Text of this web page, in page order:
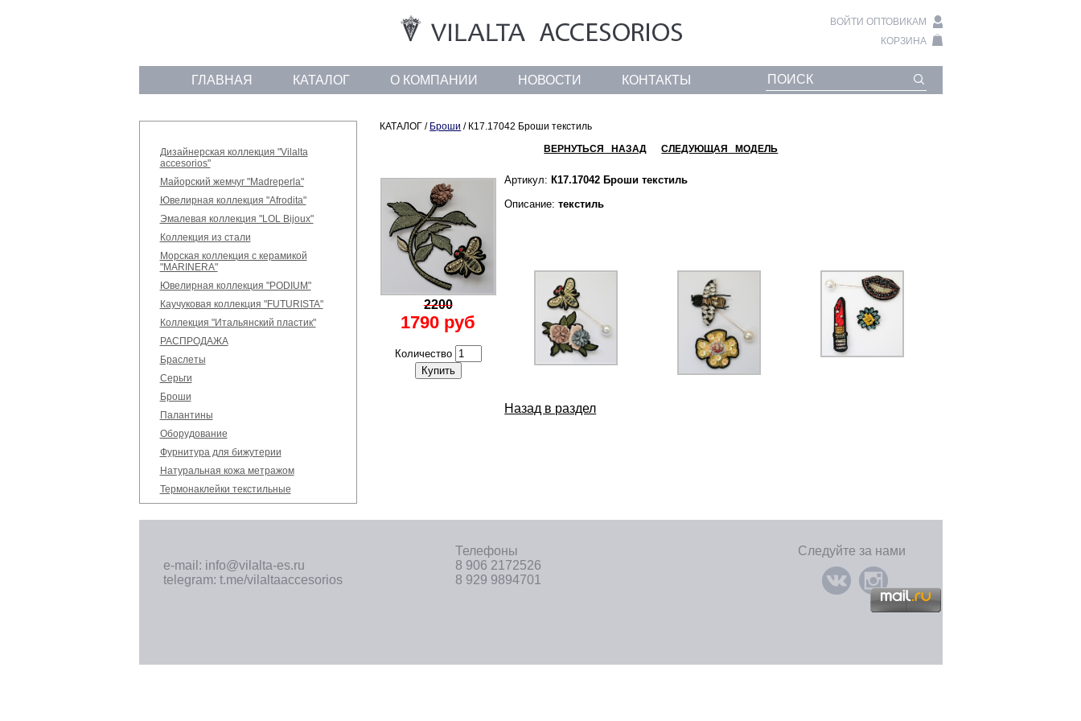
ВОЙТИ ОПТОВИКАМ
КОРЗИНА
ГЛАВНАЯ КАТАЛОГ О КОМПАНИИ НОВОСТИ КОНТАКТЫ
Дизайнерская коллекция "Vilalta
accesorios"
Майорский жемчуг "Madreperla"
Ювелирная коллекция "Afrodita"
Эмалевая коллекция "LOL Bijoux"
Коллекция из стали
Морская коллекция с керамикой
"MARINERA"
Ювелирная коллекция "PODIUM"
Каучуковая коллекция "FUTURISTA"
Коллекция "Итальянский пластик"
РАСПРОДАЖА
Браслеты
Серьги
Броши
Палантины
Оборудование
Фурнитура для бижутерии
Натуральная кожа метражом
Термонаклейки текстильные
КАТАЛОГ / Броши / К17.17042 Броши текстиль
ВЕРНУТЬСЯ НАЗАД
СЛЕДУЮЩАЯ МОДЕЛЬ
2200
1790 руб
Количество
Купить
Артикул: К17.17042 Броши текстиль
Описание:текстиль
Назад в раздел
e-mail: info@vilalta-es.ru
telegram: t.me/vilaltaaccesorios
Телефоны
8 906 2172526
8 929 9894701
Следуйте за нами